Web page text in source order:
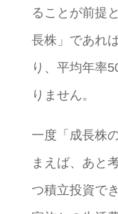
ることが前提
長株」であれ
り、平均年率
りません。
一度「成長株
まえば、あと
つ積立投資で